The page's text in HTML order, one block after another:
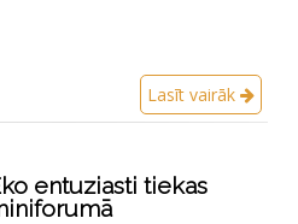
Lasīt vairāk
entuziasti tiekas